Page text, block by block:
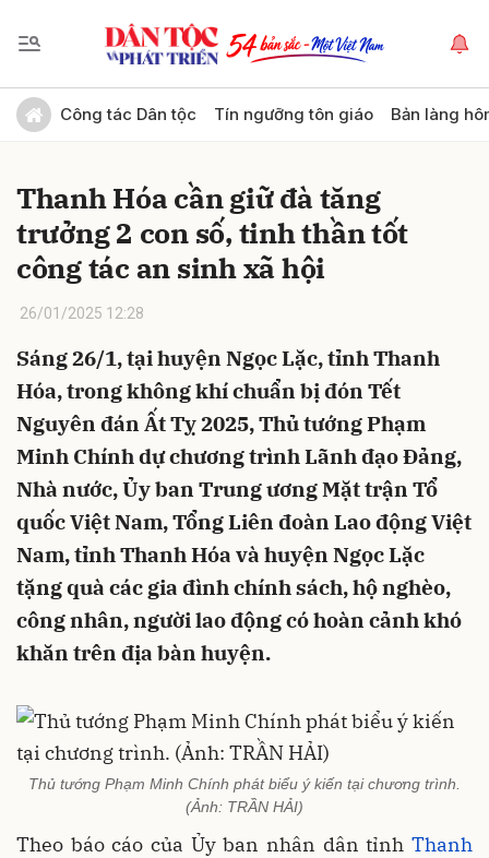
Công tác Dân tộc Tín ngưỡng tôn giáo Bản làng
Thanh Hóa cần giữ đà tăng
trưởng 2 con số, tinh thần tốt
công tác an sinh xã hội
26/01/2025 12:28
Sáng 26/1, tại huyện Ngọc Lặc, tỉnh Thanh
Hóa, trong không khí chuẩn bị đón Tết
Nguyên đán Ất Tỵ 2025, Thủ tướng Phạm
Minh Chính dự chương trình Lãnh đạo Đảng,
Nhà nước, Ủy ban Trung ương Mặt trận Tổ
quốc Việt Nam, Tổng Liên đoàn Lao động Việt
Nam, tỉnh Thanh Hóa và huyện Ngọc Lặc
tặng quà các gia đình chính sách, hộ nghèo,
công nhân, người lao động có hoàn cảnh khó
khăn trên địa bàn huyện.
Thủ tướng Phạm Minh Chính phát biểu ý kiến tại chương trình.
(Ảnh: TRẦN HẢI)
Theo báo cáo của Ủy ban nhân dân tỉnh Thanh
Gửi bình luận